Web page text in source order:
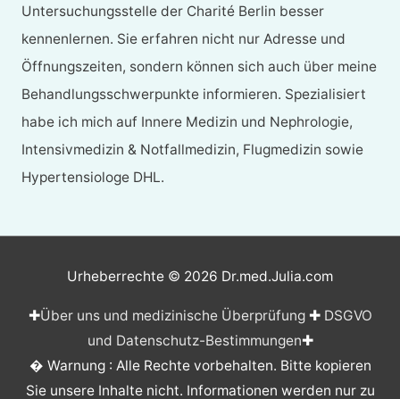
Untersuchungsstelle der Charité Berlin besser
kennenlernen. Sie erfahren nicht nur Adresse und
Öffnungszeiten, sondern können sich auch über meine
Behandlungsschwerpunkte informieren. Spezialisiert
habe ich mich auf Innere Medizin und Nephrologie,
Intensivmedizin & Notfallmedizin, Flugmedizin sowie
Hypertensiologe DHL.
Urheberrechte © 2026 Dr.med.Julia.com
✚Über uns und medizinische Überprüfung✚ DSGVO
und Datenschutz-Bestimmungen✚
� Warnung : Alle Rechte vorbehalten. Bitte kopieren
Sie unsere Inhalte nicht. Informationen werden nur zu